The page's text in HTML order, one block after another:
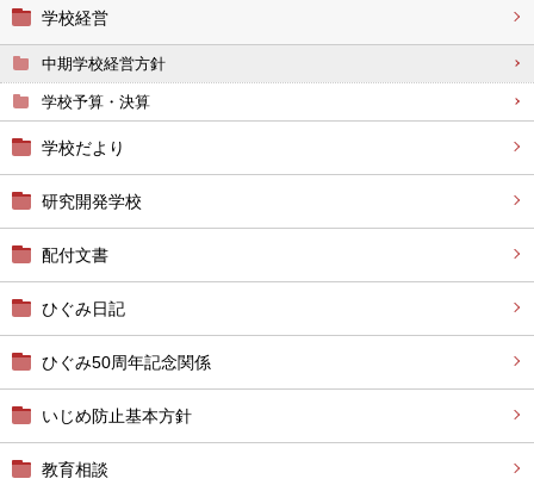
学校経営
中期学校経営方針
学校予算・決算
学校だより
研究開発学校
配付文書
ひぐみ日記
ひぐみ50周年記念関係
いじめ防止基本方針
教育相談